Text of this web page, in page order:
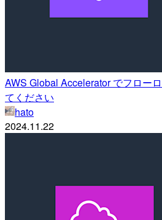
AWS Global Accelerator でフロー
てください
hato
2024.11.22